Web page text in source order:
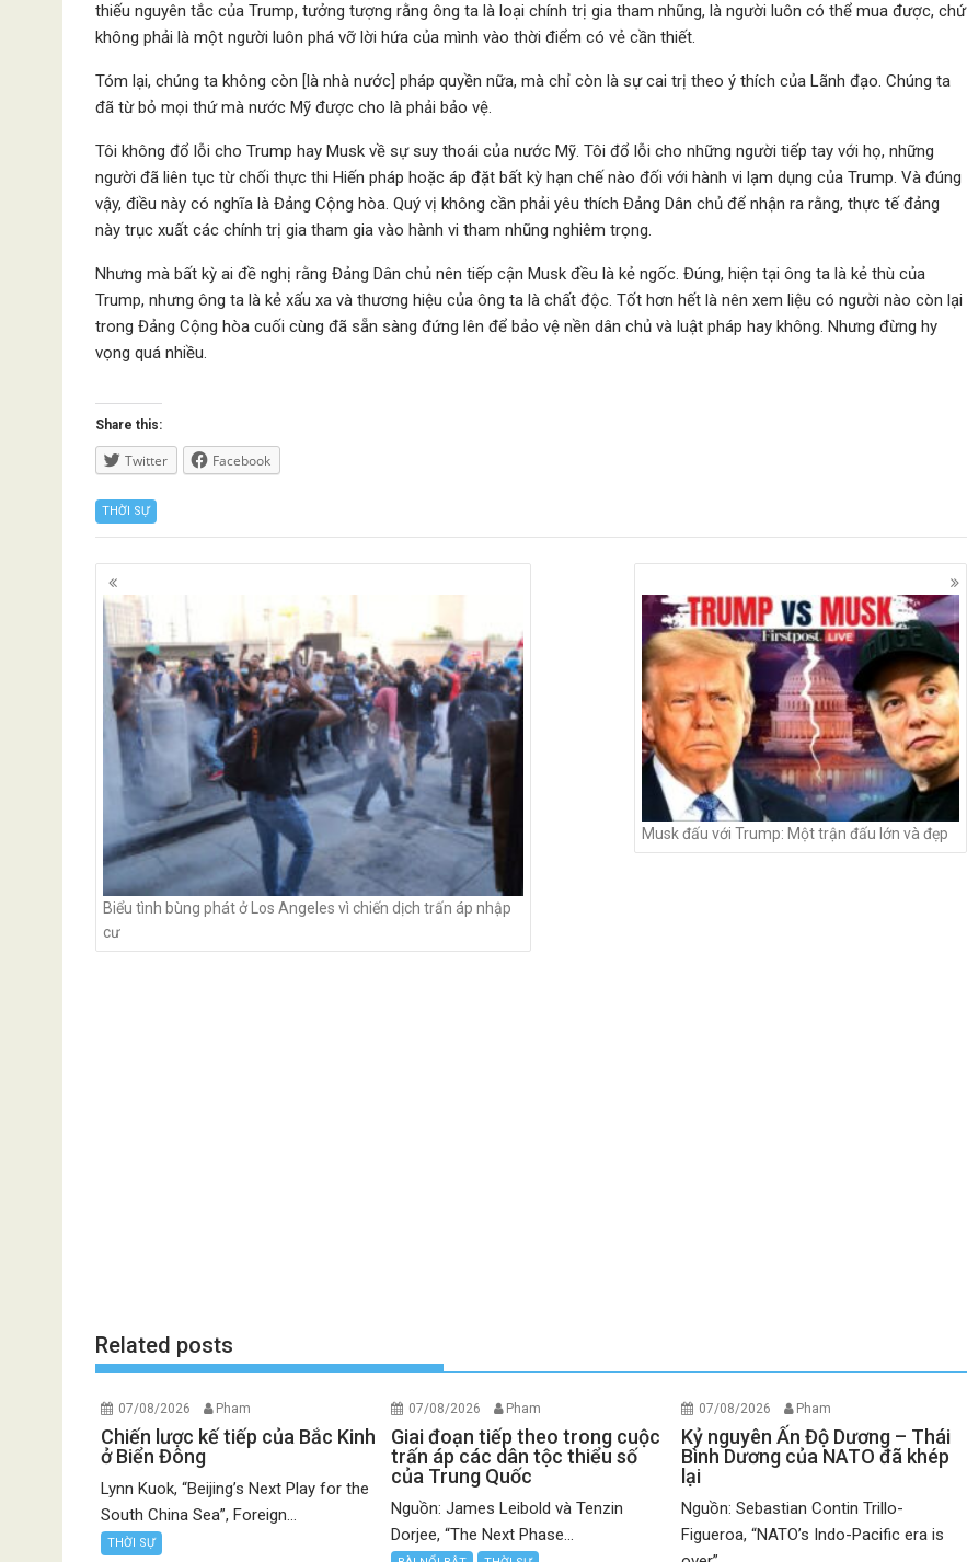
thiếu nguyên tắc của Trump, tưởng tượng rằng ông ta là loại chính trị gia tham nhũng, là người luôn có thể mua được, chứ
không phải là một người luôn phá vỡ lời hứa của mình vào thời điểm có vẻ cần thiết.
Tóm lại, chúng ta không còn [là nhà nước] pháp quyền nữa, mà chỉ còn là sự cai trị theo ý thích của Lãnh đạo. Chúng ta
đã từ bỏ mọi thứ mà nước Mỹ được cho là phải bảo vệ.
Tôi không đổ lỗi cho Trump hay Musk về sự suy thoái của nước Mỹ. Tôi đổ lỗi cho những người tiếp tay với họ, những
người đã liên tục từ chối thực thi Hiến pháp hoặc áp đặt bất kỳ hạn chế nào đối với hành vi lạm dụng của Trump. Và đúng
vậy, điều này có nghĩa là Đảng Cộng hòa. Quý vị không cần phải yêu thích Đảng Dân chủ để nhận ra rằng, thực tế đảng
này trục xuất các chính trị gia tham gia vào hành vi tham nhũng nghiêm trọng.
Nhưng mà bất kỳ ai đề nghị rằng Đảng Dân chủ nên tiếp cận Musk đều là kẻ ngốc. Đúng, hiện tại ông ta là kẻ thù của
Trump, nhưng ông ta là kẻ xấu xa và thương hiệu của ông ta là chất độc. Tốt hơn hết là nên xem liệu có người nào còn lại
trong Đảng Cộng hòa cuối cùng đã sẵn sàng đứng lên để bảo vệ nền dân chủ và luật pháp hay không. Nhưng đừng hy
vọng quá nhiều.
Share this:
Twitter Facebook
THỜI SỰ
Posts
navigation
Biểu tình bùng phát ở Los Angeles vì chiến dịch trấn áp nhập
cư
Musk đấu với Trump: Một trận đấu lớn và đẹp
Related posts
07/08/2026 Pham
Chiến lược kế tiếp của Bắc Kinh
ở Biển Đông
Lynn Kuok, “Beijing’s Next Play for the
South China Sea”, Foreign...
THỜI SỰ
07/08/2026 Pham
Giai đoạn tiếp theo trong cuộc
trấn áp các dân tộc thiểu số
của Trung Quốc
Nguồn: James Leibold và Tenzin
Dorjee, “The Next Phase...
07/08/2026 Pham
Kỷ nguyên Ấn Độ Dương – Thái
Bình Dương của NATO đã khép
lại
Nguồn: Sebastian Contin Trillo-
Figueroa, “NATO’s Indo-Pacific era is